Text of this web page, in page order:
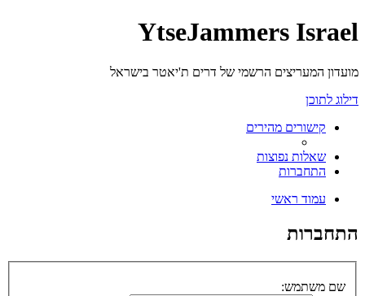
YtseJammers Israel
מועדון המעריצים הרשמי של דרים ת'יאטר בישראל
דילוג לתוכן
קישורים מהירים
שאלות נפוצות
התחברות
עמוד ראשי
התחברות
שם משתמש: